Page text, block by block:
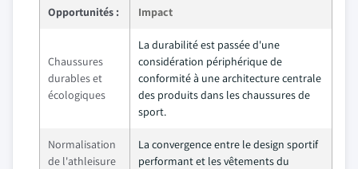
Opportunités : Impact
Chaussures
durables et
écologiques
La durabilité est passée d'une
considération périphérique de
conformité à une architecture centrale
des produits dans les chaussures de
sport.
Normalisation
de l'athleisure
La convergence entre le design sportif
performant et les vêtements du